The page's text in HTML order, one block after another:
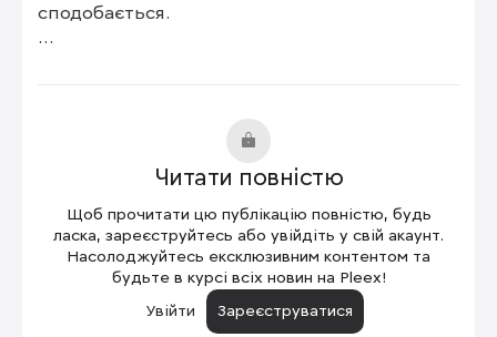
сподобається.
Читати повністю
Щоб прочитати цю публікацію повністю, будь
ласка, зареєструйтесь або увійдіть у свій акаунт.
Насолоджуйтесь ексклюзивним контентом та
будьте в курсі всіх новин на Pleex!
Увійти
Зареєструватися